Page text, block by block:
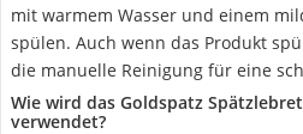
mit warmem Wasser und einem
spülen. Auch wenn das Produkt
die manuelle Reinigung für eine
Wie wird das Goldspatz
verwendet?